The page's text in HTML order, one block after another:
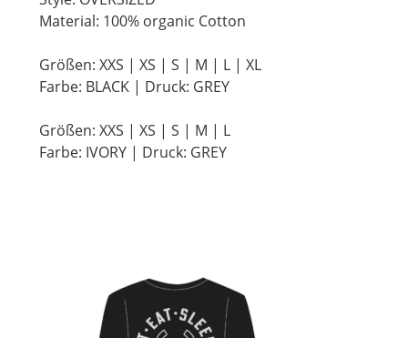
Material: 100% organic Cotton
Größen: XXS | XS | S | M | L | XL
Farbe: BLACK | Druck: GREY
Größen: XXS | XS | S | M | L
Farbe: IVORY | Druck: GREY